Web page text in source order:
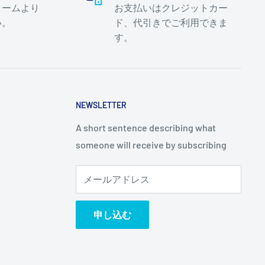
ムより
お支払いはクレジットカー
ド、代引きでご利用できま
す。
NEWSLETTER
A short sentence describing what
someone will receive by subscribing
メールアドレス
申し込む